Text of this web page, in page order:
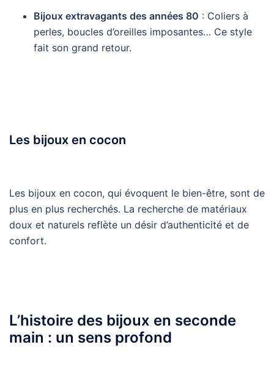
Bijoux extravagants des années 80 : Coliers à
perles, boucles d’oreilles imposantes… Ce style
fait son grand retour.
Les bijoux en cocon
Les bijoux en cocon, qui évoquent le bien-être, sont de
plus en plus recherchés. La recherche de matériaux
doux et naturels reflète un désir d’authenticité et de
confort.
L’histoire des bijoux en seconde
main : un sens profond